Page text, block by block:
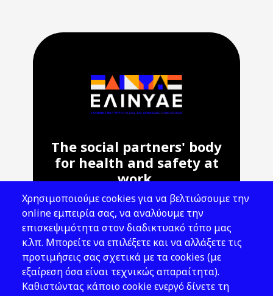
The social partners' body
for health and safety at
work.
Address: 143 Liosion & 6 Thirsiou, 104
45, Athens
T: 210 82 00 100
e: info@elinyae.gr
Follow Us
Χρησιμοποιούμε cookies για να βελτιώσουμε την
online εμπειρία σας, να αναλύουμε την
επισκεψιμότητα στον διαδικτυακό τόπο μας
κ.λπ. Μπορείτε να επιλέξετε και να αλλάξετε τις
προτιμήσεις σας σχετικά με τα cookies (με
εξαίρεση όσα είναι τεχνικώς απαραίτητα).
Καθιστώντας κάποιο cookie ενεργό δίνετε τη